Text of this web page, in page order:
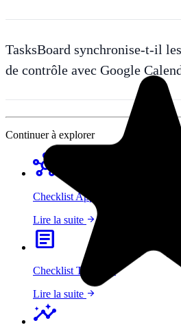
TasksBoard synchronise-t-il
de contrôle avec Google
Continuer à explorer
hub
Checklist App
Lire la suite arrow_forward
article
Checklist Template
Lire la suite arrow_forward
insights